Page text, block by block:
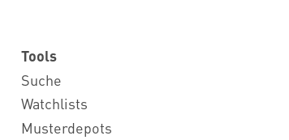
Tools
Suche
Watchlists
Musterdepots